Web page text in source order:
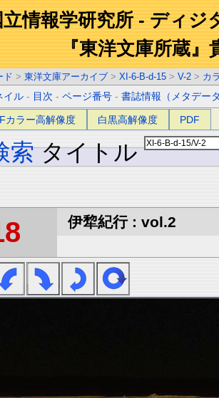
情報学研究所 - ディジ
『東洋文庫所蔵』
ド > 東洋文庫アーカイブ > XI-6-B-d-15 > V-2 > カ
イル - 目次 -ページ番号 -書誌情報（メタデー
カラー高解像度 白黒高解像度 PDF
索 タイトル
伊犂紀行 : vol.2